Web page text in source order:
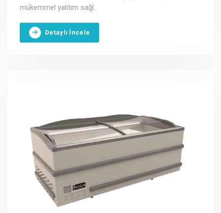
mükemmel yalıtım sağl..
Detaylı İncele